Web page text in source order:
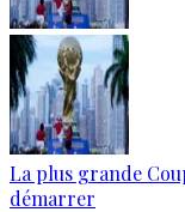
La plus grande
démarrer